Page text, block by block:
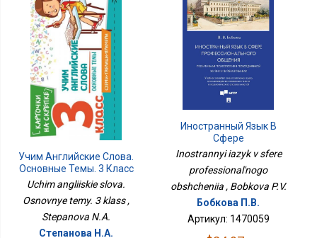
Учим Английские Слова.
Основные Темы. 3 Класс
Uchim angliiskie slova.
Osnovnye temy. 3 klass ,
Stepanova N.A.
Степанова Н.А.
Иностранный Язык В
Сфере
Профессионального
Общения
Inostrannyi iazyk v sfere
professional'nogo
obshcheniia , Bobkova P.V.
Бобкова П.В.
Артикул: 1470059